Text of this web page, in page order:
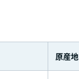
原産地